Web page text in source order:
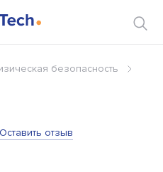
безопасность
Оставить отзыв